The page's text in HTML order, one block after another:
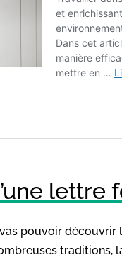
lettre
pouvoir découvrir